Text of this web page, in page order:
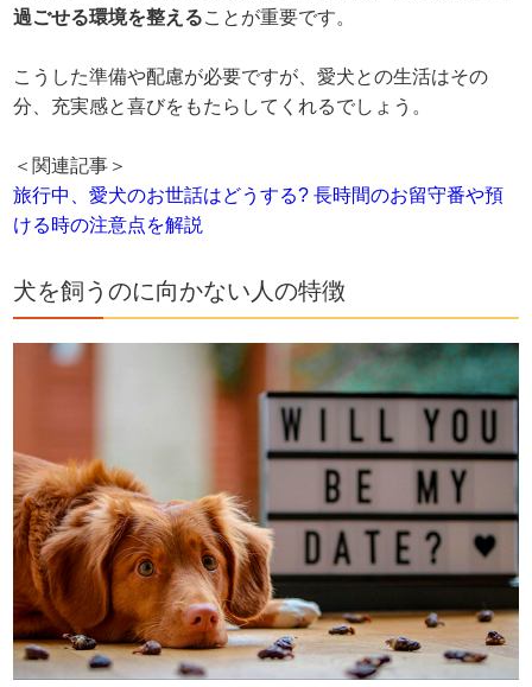
過ごせる環境を整えることが重要です。
こうした準備や配慮が必要ですが、愛犬との生活はその
分、充実感と喜びをもたらしてくれるでしょう。
＜関連記事＞
旅行中、愛犬のお世話はどうする? 長時間のお留守番や預
ける時の注意点を解説
犬を飼うのに向かない人の特徴